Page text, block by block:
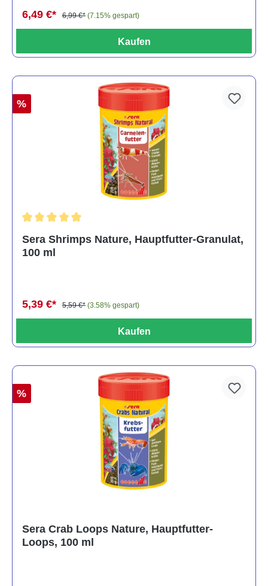
6,49 €* 6,99 €* (7.15% gespart)
Kaufen
%
Sera Shrimps Nature, Hauptfutter-Granulat,
100 ml
5,39 €* 5,59 €* (3.58% gespart)
Kaufen
%
Sera Crab Loops Nature, Hauptfutter-
Loops, 100 ml